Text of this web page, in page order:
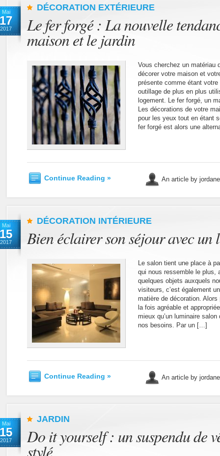
Mai
17
2017
DÉCORATION EXTÉRIEURE
Le fer forgé : La nouvelle
maison et le jardin
Vous cherchez un matériau
décorer votre maison et
présente comme étant votre
outillage de plus en plus
logement. Le fer forgé, un
Les décorations de votre
pour les yeux tout en étant
fer forgé est alors une
Continue Reading » An article by
Mai
15
2017
DÉCORATION INTÉRIEURE
Bien éclairer son séjour avec
Le salon tient une place à
qui nous ressemble le plus,
quelques objets auxquels
visiteurs, c’est également
matière de décoration.
la fois agréable et
mieux qu’un luminaire
nos besoins. Par un […]
Continue Reading » An article by
Mai
15
2017
JARDIN
Do it yourself : un suspendu de
stylé